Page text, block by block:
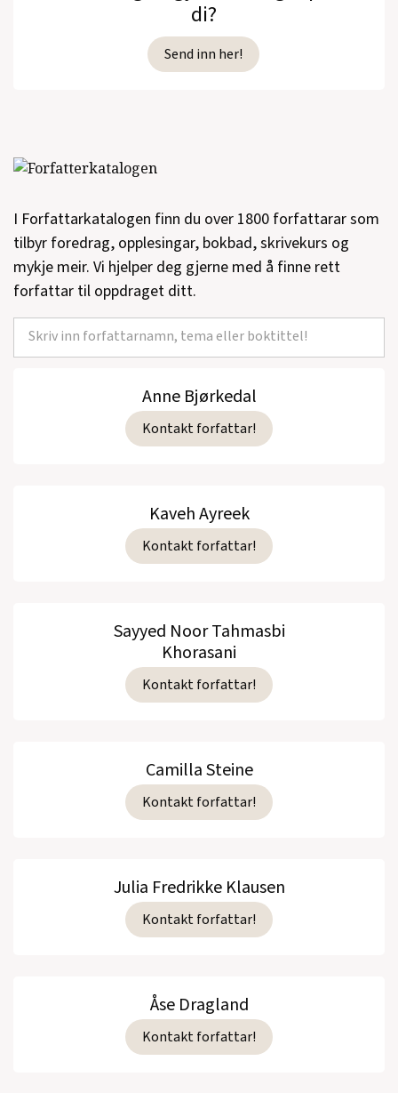
di?
Send inn her!
I Forfattarkatalogen finn du over 1800 forfattarar som
tilbyr foredrag, opplesingar, bokbad, skrivekurs og
mykje meir. Vi hjelper deg gjerne med å finne rett
forfattar til oppdraget ditt.
Anne Bjørkedal
Kontakt forfattar!
Kaveh Ayreek
Kontakt forfattar!
Sayyed Noor Tahmasbi
Khorasani
Kontakt forfattar!
Camilla Steine
Kontakt forfattar!
Julia Fredrikke Klausen
Kontakt forfattar!
Åse Dragland
Kontakt forfattar!